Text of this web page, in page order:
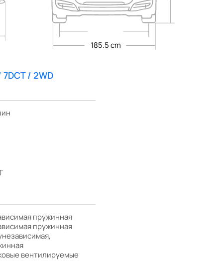
185.5 cm
7DCT / 2WD
пружинная
пружинная
вентилируемые